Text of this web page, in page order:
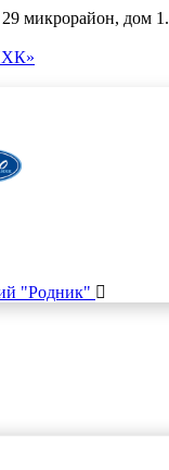
29 микрорайон, дом 1.
"Родник"